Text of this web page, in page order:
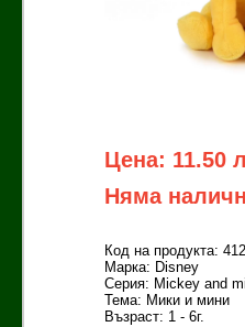
Цена: 11.50
Няма
Код на продукта:
Марка: Disney
Серия: Mickey and
Тема: Мики и мини
Възраст: 1 - 6г.